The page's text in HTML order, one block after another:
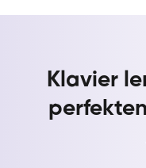
Klavier